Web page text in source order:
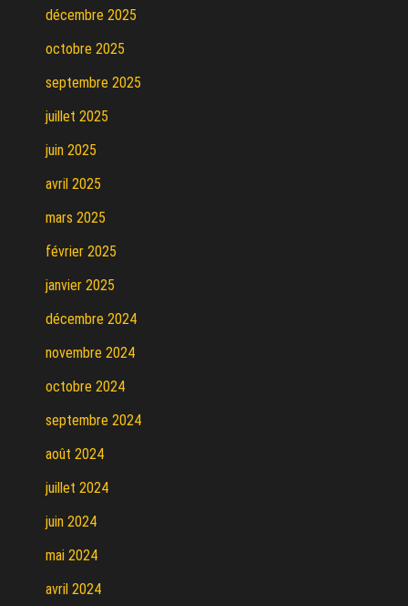
décembre 2025
octobre 2025
septembre 2025
juillet 2025
juin 2025
avril 2025
mars 2025
février 2025
janvier 2025
décembre 2024
novembre 2024
octobre 2024
septembre 2024
août 2024
juillet 2024
juin 2024
mai 2024
avril 2024